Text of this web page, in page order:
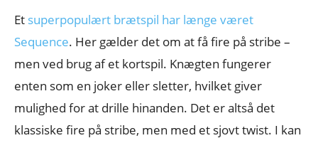
Et superpopulært brætspil har længe været
Sequence. Her gælder det om at få fire på stribe –
men ved brug af et kortspil. Knægten fungerer
enten som en joker eller sletter, hvilket giver
mulighed for at drille hinanden. Det er altså det
klassiske fire på stribe, men med et sjovt twist. I kan